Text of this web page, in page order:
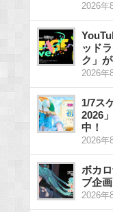
2026年
ッド
ク」
2026年
1/7ス
2026
中！
2026年
ボカ
ブ企画
2026年